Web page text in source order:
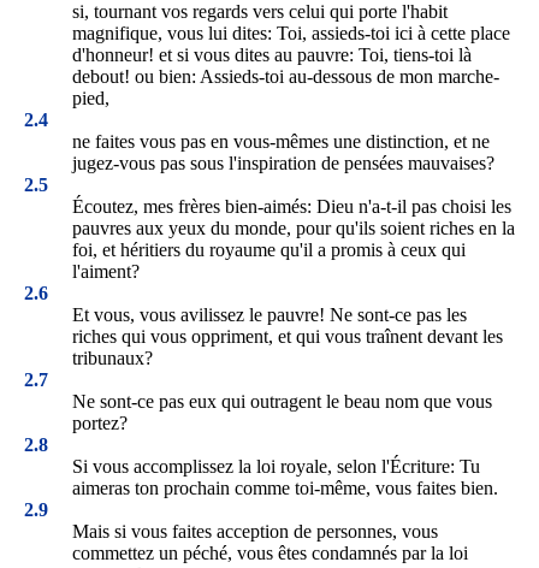
si, tournant vos regards vers celui qui porte l'habit
magnifique, vous lui dites: Toi, assieds-toi ici à cette place
d'honneur! et si vous dites au pauvre: Toi, tiens-toi là
debout! ou bien: Assieds-toi au-dessous de mon marche-
pied,
2.4
ne faites vous pas en vous-mêmes une distinction, et ne
jugez-vous pas sous l'inspiration de pensées mauvaises?
2.5
Écoutez, mes frères bien-aimés: Dieu n'a-t-il pas choisi les
pauvres aux yeux du monde, pour qu'ils soient riches en la
foi, et héritiers du royaume qu'il a promis à ceux qui
l'aiment?
2.6
Et vous, vous avilissez le pauvre! Ne sont-ce pas les
riches qui vous oppriment, et qui vous traînent devant les
tribunaux?
2.7
Ne sont-ce pas eux qui outragent le beau nom que vous
portez?
2.8
Si vous accomplissez la loi royale, selon l'Écriture: Tu
aimeras ton prochain comme toi-même, vous faites bien.
2.9
Mais si vous faites acception de personnes, vous
commettez un péché, vous êtes condamnés par la loi